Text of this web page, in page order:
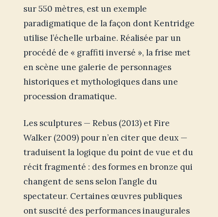
sur 550 mètres, est un exemple
paradigmatique de la façon dont Kentridge
utilise l’échelle urbaine. Réalisée par un
procédé de « graffiti inversé », la frise met
en scène une galerie de personnages
historiques et mythologiques dans une
procession dramatique.
Les sculptures — Rebus (2013) et Fire
Walker (2009) pour n’en citer que deux —
traduisent la logique du point de vue et du
récit fragmenté : des formes en bronze qui
changent de sens selon l’angle du
spectateur. Certaines œuvres publiques
ont suscité des performances inaugurales